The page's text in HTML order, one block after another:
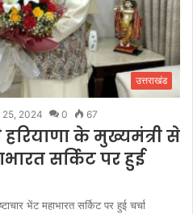
उत्तराखंड
25, 2024 0 67
के मुख्यमंत्री से
सर्किट पर हुई
भेंट महाभारत सर्किट पर हुई चर्चा